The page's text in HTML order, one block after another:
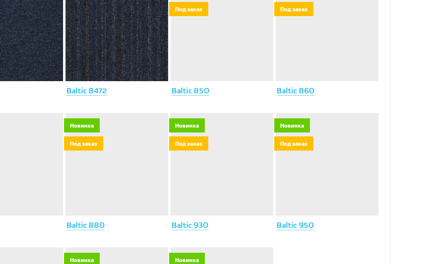
Baltic 8472 Baltic 850
Под заказ
Baltic 860
Под заказ
Baltic 880
Новинка
Под заказ
Baltic 930
Новинка
Под заказ
Baltic 950
Новинка
Под заказ
Новинка Новинка